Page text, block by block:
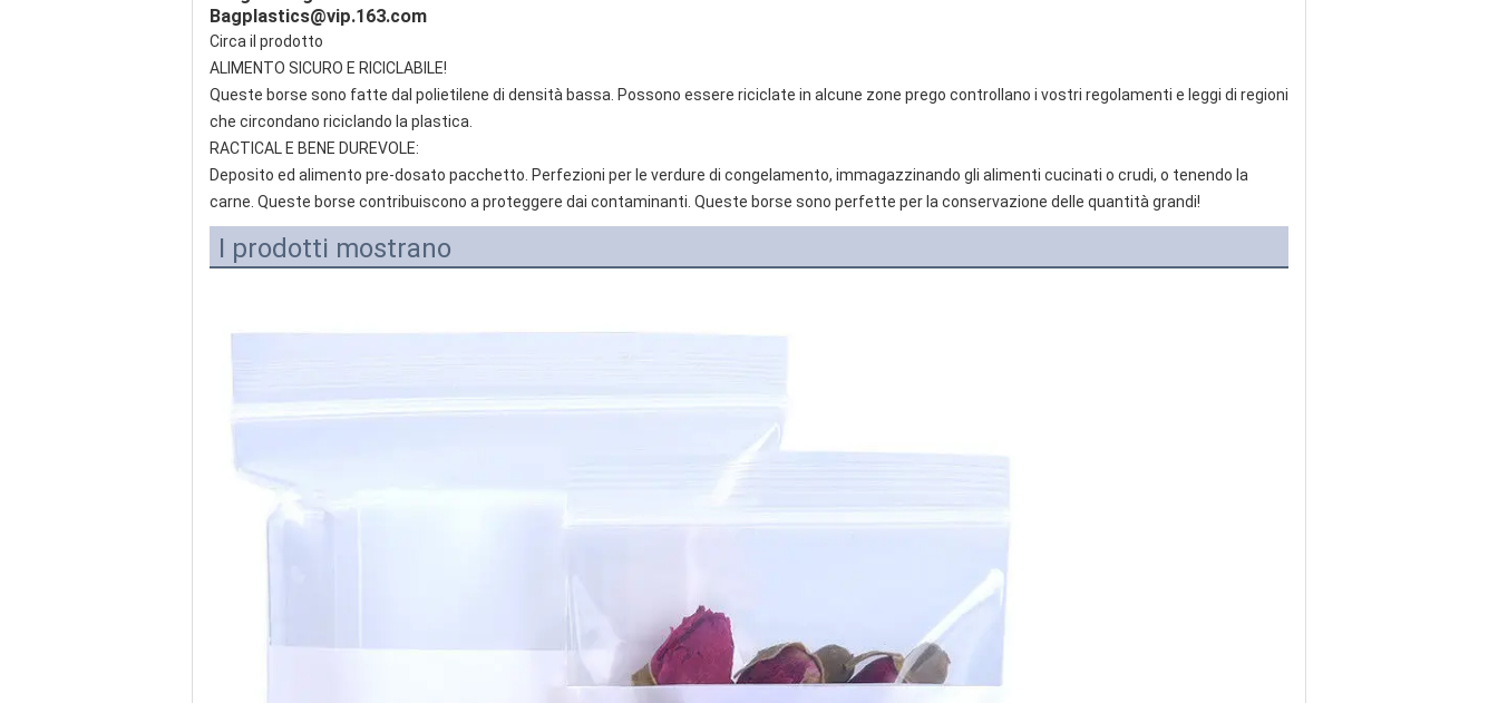
Bagplastics@vip.163.com
Circa il prodotto
ALIMENTO SICURO E RICICLABILE!
Queste borse sono fatte dal polietilene di densità bassa. Possono essere riciclate in alcune zone prego controllano i vostri regolamenti e leggi di regioni
che circondano riciclando la plastica.
RACTICAL E BENE DUREVOLE:
Deposito ed alimento pre-dosato pacchetto. Perfezioni per le verdure di congelamento, immagazzinando gli alimenti cucinati o crudi, o tenendo la
carne. Queste borse contribuiscono a proteggere dai contaminanti. Queste borse sono perfette per la conservazione delle quantità grandi!
I prodotti mostrano